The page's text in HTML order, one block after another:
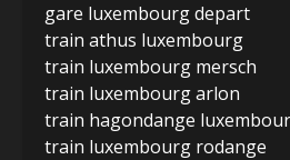
gare luxembourg depart
train athus luxembourg
train luxembourg mersch
train luxembourg arlon
train hagondange
train luxembourg rodange